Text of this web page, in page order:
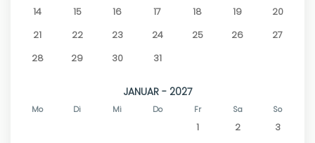
14
15 16 17 18 19
20
21
22 23 24 25 26
27
28
29 30 31
JANUAR - 2027
Mo Di Mi Do Fr Sa So
1 2
3